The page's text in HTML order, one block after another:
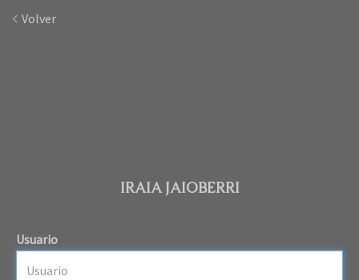
Volver
IRAIA JAIOBERRI
Usuario